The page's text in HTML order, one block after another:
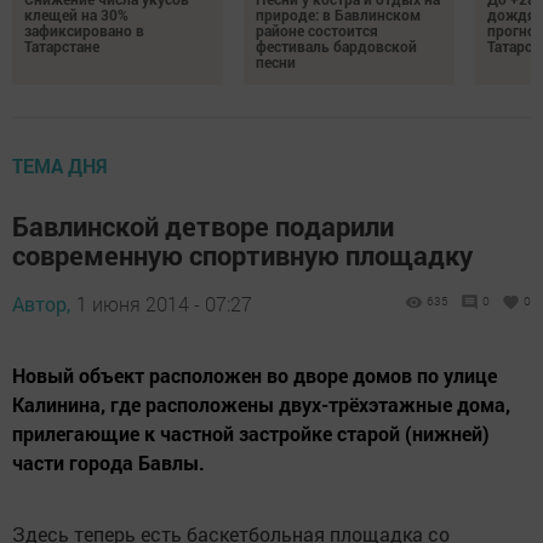
клещей на 30%
зафиксировано в
Татарстане
природе: в Бавлинском
районе состоится
фестиваль бардовской
песни
ТЕМА ДНЯ
Бавлинской детворе подарили
современную спортивную площадку
Автор, 1 июня 2014 - 07:27 635 0 0
Новый объект расположен во дворе домов по улице
Калинина, где расположены двух-трёхэтажные дома,
прилегающие к частной застройке старой (нижней)
части города Бавлы.
Здесь теперь есть баскетбольная площадка со